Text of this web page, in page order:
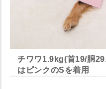
チワワ1.9kg(首19/胴
はピンクのSを着用